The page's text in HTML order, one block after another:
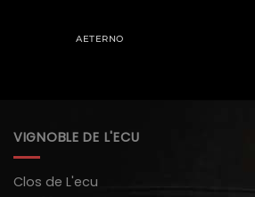
AETERNO
VIGNOBLE DE L'ECU
Clos de L'ecu